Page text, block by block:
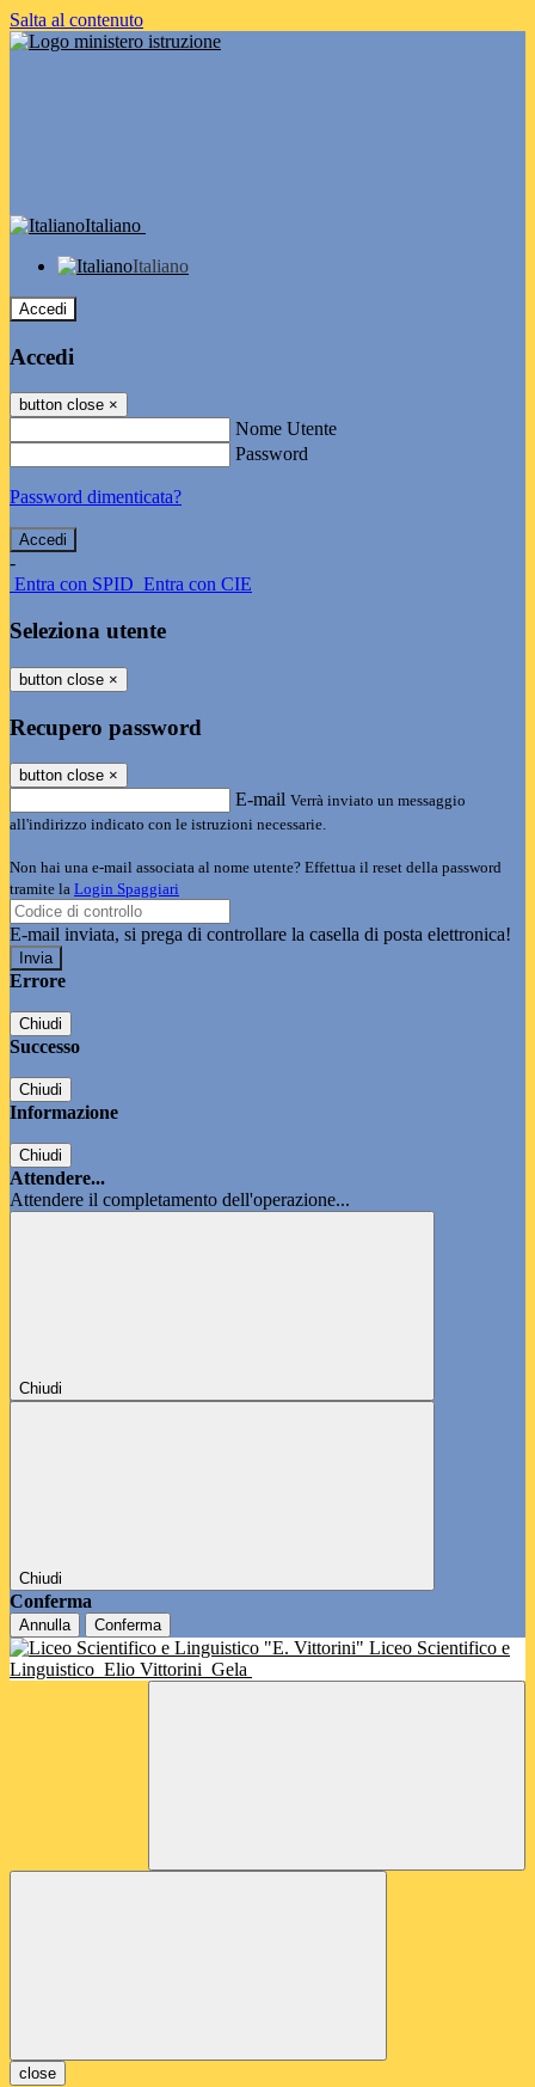
Salta al contenuto
Italiano
Italiano
Accedi
Accedi
button close ×
Nome Utente
Password
Password dimenticata?
-
Entra con SPID Entra con CIE
Seleziona utente
button close ×
Recupero password
button close ×
E-mail Verrà inviato un messaggio
all'indirizzo indicato con le istruzioni necessarie.
Non hai una e-mail associata al nome utente? Effettua il reset della password
tramite la Login Spaggiari
E-mail inviata, si prega di controllare la casella di posta elettronica!
Errore
Chiudi
Successo
Chiudi
Informazione
Chiudi
Attendere...
Attendere il completamento dell'operazione...
Chiudi
Chiudi
Conferma
Annulla Conferma
Liceo Scientifico e
Linguistico Elio Vittorini Gela
close